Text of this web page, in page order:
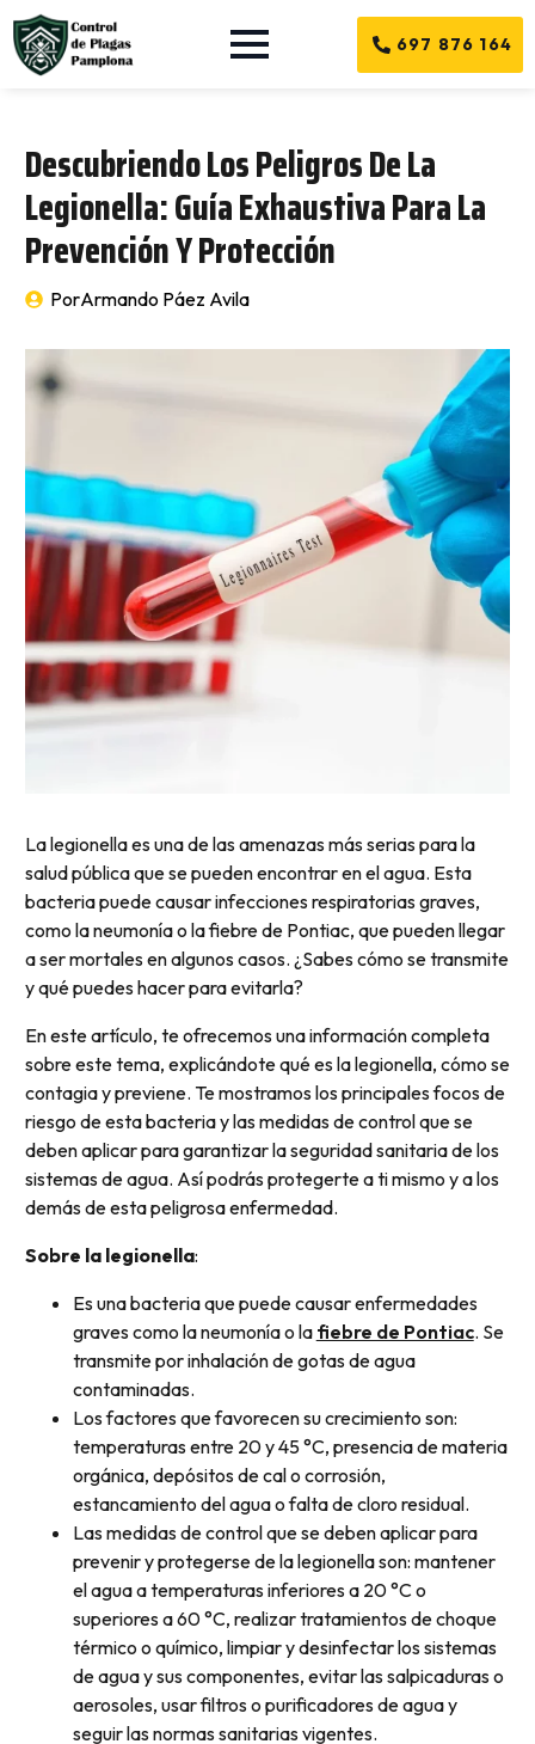
697 876 164
Descubriendo Los Peligros De La
Legionella: Guía Exhaustiva Para La
Prevención Y Protección
PorArmando Páez Avila
La legionella es una de las amenazas más serias para la
salud pública que se pueden encontrar en el agua. Esta
bacteria puede causar infecciones respiratorias graves,
como la neumonía o la fiebre de Pontiac, que pueden llegar
a ser mortales en algunos casos. ¿Sabes cómo se transmite
y qué puedes hacer para evitarla?
En este artículo, te ofrecemos una información completa
sobre este tema, explicándote qué es la legionella, cómo se
contagia y previene. Te mostramos los principales focos de
riesgo de esta bacteria y las medidas de control que se
deben aplicar para garantizar la seguridad sanitaria de los
sistemas de agua. Así podrás protegerte a ti mismo y a los
demás de esta peligrosa enfermedad.
Sobre la legionella:
Es una bacteria que puede causar enfermedades
graves como la neumonía o la fiebre de Pontiac. Se
transmite por inhalación de gotas de agua
contaminadas.
Los factores que favorecen su crecimiento son:
temperaturas entre 20 y 45 °C, presencia de materia
orgánica, depósitos de cal o corrosión,
estancamiento del agua o falta de cloro residual.
Las medidas de control que se deben aplicar para
prevenir y protegerse de la legionella son: mantener
el agua a temperaturas inferiores a 20 °C o
superiores a 60 °C, realizar tratamientos de choque
térmico o químico, limpiar y desinfectar los sistemas
de agua y sus componentes, evitar las salpicaduras o
aerosoles, usar filtros o purificadores de agua y
seguir las normas sanitarias vigentes.